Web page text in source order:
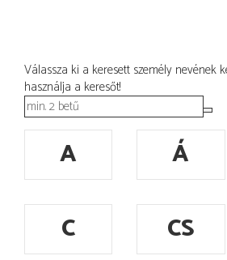
Válassza ki a keresett személy nevének
használja a keresőt!
A Á
C
CS